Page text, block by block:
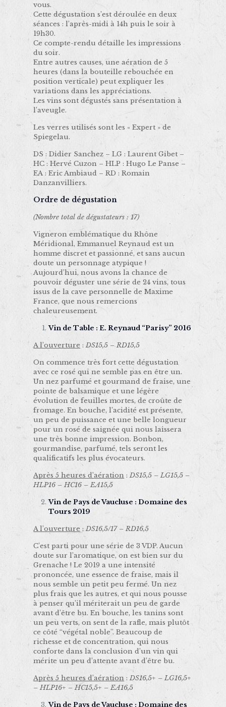
vous.
Cette dégustation s’est déroulée en deux
séances : l’après-midi à 14h puis le soir à
19h30.
Ce compte-rendu détaille les impressions
du soir.
Entre autres causes, une aération de 5
heures (dans la bouteille rebouchée en
position verticale) peut expliquer les
variations dans les appréciations.
Les vins sont dégustés sans présentation à
l’aveugle.
Les verres utilisés sont les « Expert » de
Spiegelau.
DS : Didier Sanchez – LG : Laurent Gibet –
HC : Hervé Cuzon – HLP : Hugo Le Panse –
EA : Eric Ambiaud – RD : Romain
Danzanvilliers.
Ordre de dégustation
(Nombre total de dégustateurs : 17)
Vigneron emblématique du Rhône
Méridional, Emmanuel Reynaud est un
homme discret et passionné, et sans aucun
doute un personnage atypique !
Aujourd’hui, nous avons la chance de
pouvoir déguster une série de 24 vins, tous
issus de la cave personnelle de Maxime
France, que nous remercions
chaleureusement.
Vin de Table : E. Reynaud “Parisy” 2016
A l’ouverture :DS15,5 – RD15,5
On commence très fort cette dégustation
avec ce rosé qui ne semble pas en être un.
Un nez parfumé et gourmand de fraise, une
pointe de balsamique et une légère
évolution de feuilles mortes, de croûte de
fromage. En bouche, l’acidité est présente,
un peu de puissance et une belle longueur
pour un rosé de saignée qui nous laissera
une très bonne impression. Bonbon,
gourmandise, parfumé, tels seront les
qualificatifs les plus évocateurs.
Après 5 heures d’aération :DS15,5 – LG15,5 –
HLP16 – HC16 – EA15,5
Vin de Pays de Vaucluse : Domaine des
Tours 2019
A l’ouverture :DS16,5/17 – RD16,5
C’est parti pour une série de 3 VDP. Aucun
doute sur l’aromatique, on est bien sur du
Grenache ! Le 2019 a une intensité
prononcée, une essence de fraise, mais il
nous semble un petit peu fermé. Un nez
plus frais que les autres, et qui nous pousse
à penser qu’il mériterait un peu de garde
avant d’être bu. En bouche, les tanins sont
un peu verts, on sent de la rafle, mais plutôt
ce côté “végétal noble”. Beaucoup de
richesse et de concentration, qui nous
conforte dans la conclusion d’un vin qui
mérite un peu d’attente avant d’être bu.
Après 5 heures d’aération :DS16,5+ – LG16,5+
– HLP16+ – HC15,5+ – EA16,5
Vin de Pays de Vaucluse : Domaine des